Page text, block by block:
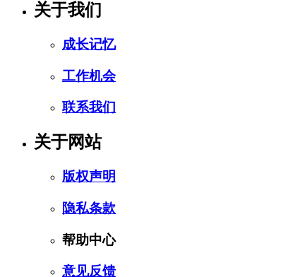
关于我们
成长记忆
工作机会
联系我们
关于网站
版权声明
隐私条款
帮助中心
意见反馈